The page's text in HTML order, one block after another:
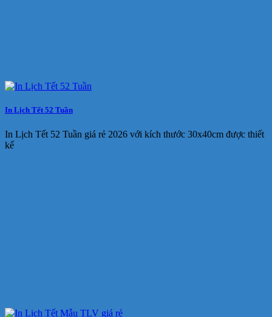
In Lịch Tết 52 Tuần
In Lịch Tết 52 Tuần giá rẻ 2026 với kích thước 30x40cm được thiết
kế